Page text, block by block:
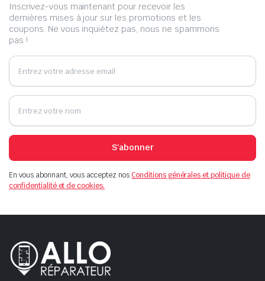
Inscrivez-vous maintenant pour recevoir les
dernières mises à jour sur les promotions et les
coupons. Ne vous inquiétez pas, nous ne spammons
pas !
S'abonner
En vous abonnant, vous acceptez nosConditions générales et politique de
confidentialité et de cookies.